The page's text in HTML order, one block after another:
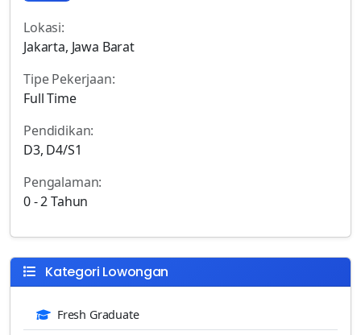
Lokasi:
Jakarta, Jawa Barat
Tipe Pekerjaan:
Full Time
Pendidikan:
D3, D4/S1
Pengalaman:
0 - 2 Tahun
Kategori Lowongan
Fresh Graduate